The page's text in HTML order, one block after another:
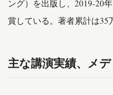
ング）を出版し、2019-20
賞している。著者累計は35
主な講演実績、メ